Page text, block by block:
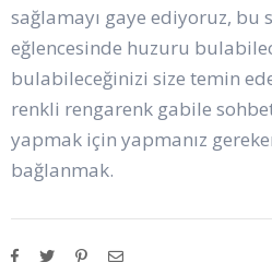
sağlamayı gaye ediyoruz, bu
eğlencesinde huzuru
bulabileceğinizi size temin
renkli rengarenk gabile
yapmak için yapmanız
bağlanmak.